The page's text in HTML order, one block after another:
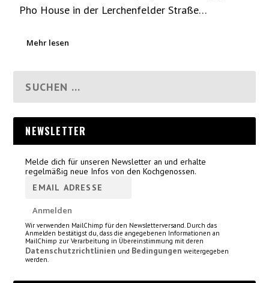
Pho House in der Lerchenfelder Straße…
Mehr lesen
NEWSLETTER
Melde dich für unseren Newsletter an und erhalte
regelmäßig neue Infos von den Kochgenossen.
Wir verwenden MailChimp für den Newsletterversand. Durch das
Anmelden bestätigst du, dass die angegebenen Informationen an
MailChimp zur Verarbeitung in Übereinstimmung mit deren
Datenschutzrichtlinien und Bedingungen weitergegeben
werden.